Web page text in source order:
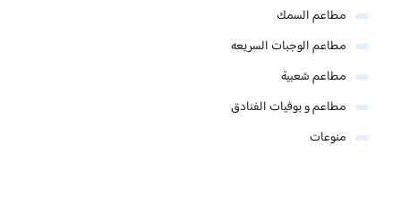
مطاعم السمك
مطاعم الوجبات السريعه
مطاعم شعبية
مطاعم و بوفيات الفنادق
منوعات